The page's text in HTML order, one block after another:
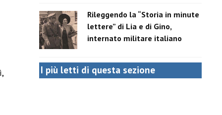
Rileggendo la “Storia in minute
lettere” di Lia e di Gino,
internato militare italiano
I più letti di questa sezione